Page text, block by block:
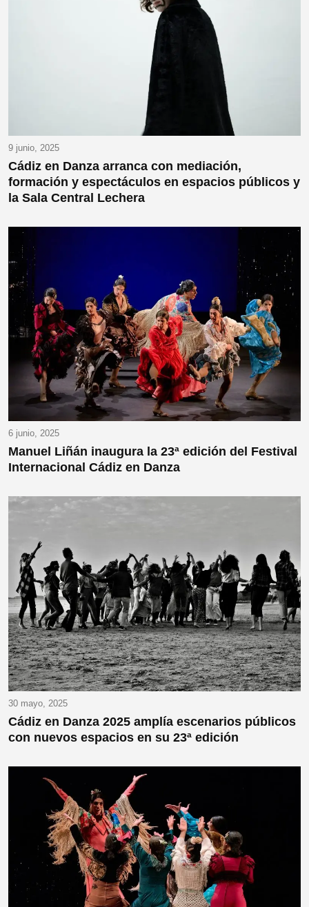
9 junio, 2025
Cádiz en Danza arranca con mediación,
formación y espectáculos en espacios públicos y
la Sala Central Lechera
6 junio, 2025
Manuel Liñán inaugura la 23ª edición del Festival
Internacional Cádiz en Danza
30 mayo, 2025
Cádiz en Danza 2025 amplía escenarios públicos
con nuevos espacios en su 23ª edición